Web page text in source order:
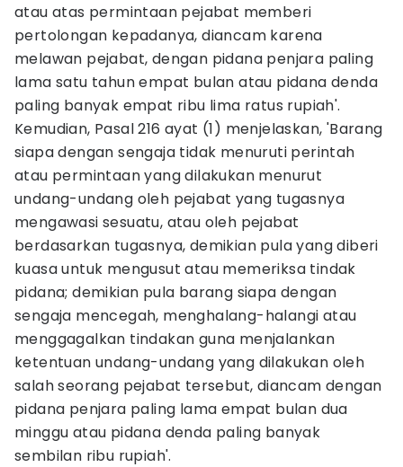
atau atas permintaan pejabat memberi
pertolongan kepadanya, diancam karena
melawan pejabat, dengan pidana penjara paling
lama satu tahun empat bulan atau pidana denda
paling banyak empat ribu lima ratus rupiah'.
Kemudian, Pasal 216 ayat (1) menjelaskan, 'Barang
siapa dengan sengaja tidak menuruti perintah
atau permintaan yang dilakukan menurut
undang-undang oleh pejabat yang tugasnya
mengawasi sesuatu, atau oleh pejabat
berdasarkan tugasnya, demikian pula yang diberi
kuasa untuk mengusut atau memeriksa tindak
pidana; demikian pula barang siapa dengan
sengaja mencegah, menghalang-halangi atau
menggagalkan tindakan guna menjalankan
ketentuan undang-undang yang dilakukan oleh
salah seorang pejabat tersebut, diancam dengan
pidana penjara paling lama empat bulan dua
minggu atau pidana denda paling banyak
sembilan ribu rupiah'.